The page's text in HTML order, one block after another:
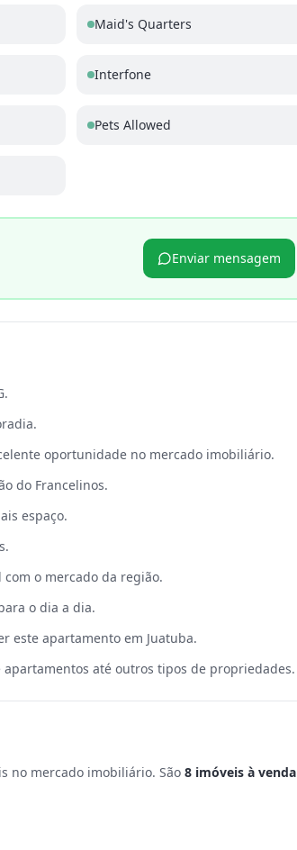
Maid's Quarters
Interfone
Pets Allowed
Enviar mensagem
oportunidade no mercado imobiliário.
do Francelinos.
espaço.
o mercado da região.
o dia a dia.
este apartamento em Juatuba.
apartamentos até outros tipos de propriedades.
no mercado imobiliário. São 8 imóveis à venda